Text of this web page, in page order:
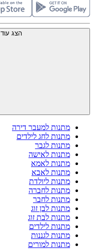
הצג עוד
מתנות למעבר דירה
מתנות לחג לילדים
מתנות לגבר
מתנות לאישה
מתנות לאמא
מתנות לאבא
מתנות ליולדת
מתנות לחברה
מתנות לחבר
מתנות לבן זוג
מתנות לבת זוג
מתנות לילדים
מתנות לגננות
מתנות למורים